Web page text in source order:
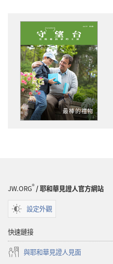
JW.ORG® / 耶和華見證人官方網站
設定外觀
快速鏈接
與耶和華見證人見面